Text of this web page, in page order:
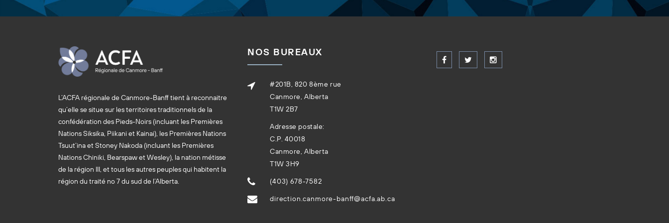
L’ACFA régionale de Canmore-Banff tient à reconnaitre
qu’elle se situe sur les territoires traditionnels de la
confédération des Pieds-Noirs (incluant les Premières
Nations Siksika, Piikani et Kainai), les Premières Nations
Tsuut’ina et Stoney Nakoda (incluant les Premières
Nations Chiniki, Bearspaw et Wesley), la nation métisse
de la région III, et tous les autres peuples qui habitent la
région du traité no 7 du sud de l’Alberta.
NOS BUREAUX
#201B, 820 8ème rue
Canmore, Alberta
T1W 2B7
Adresse postale:
C.P. 40018
Canmore, Alberta
T1W 3H9
(403) 678-7582
direction.canmore-banff@acfa.ab.ca